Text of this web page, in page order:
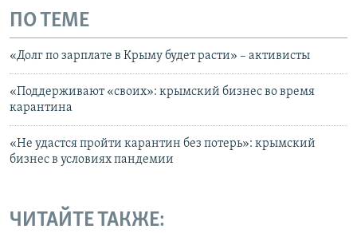
ПО ТЕМЕ
«Долг по зарплате в Крыму будет расти» – активисты
«Поддерживают «своих»: крымский бизнес во время
карантина
«Не удастся пройти карантин без потерь»: крымский
бизнес в условиях пандемии
ЧИТАЙТЕ ТАКЖЕ: